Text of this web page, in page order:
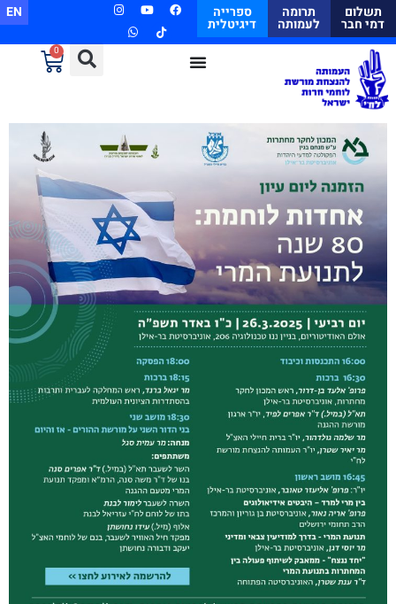
תשלום
דמי חבר
תרומה
לעמותה
ספרייה
דיגיטלית
EN
0